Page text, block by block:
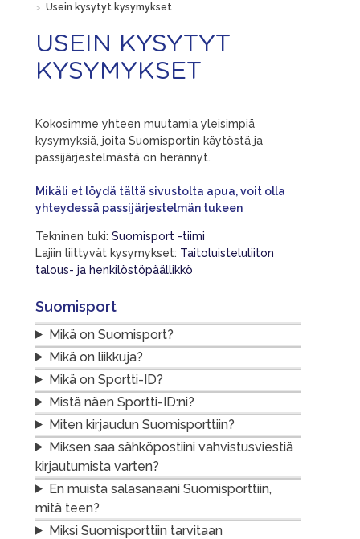
> Usein kysytyt kysymykset
USEIN KYSYTYT
KYSYMYKSET
Kokosimme yhteen muutamia yleisimpiä
kysymyksiä, joita Suomisportin käytöstä ja
passijärjestelmästä on herännyt.
Mikäli et löydä tältä sivustolta apua, voit olla
yhteydessä passijärjestelmän tukeen
Tekninen tuki: Suomisport -tiimi
Lajiin liittyvät kysymykset: Taitoluisteluliiton
talous- ja henkilöstöpäällikkö
Suomisport
Mikä on Suomisport?
Mikä on liikkuja?
Mikä on Sportti-ID?
Mistä näen Sportti-ID:ni?
Miten kirjaudun Suomisporttiin?
Miksen saa sähköpostiini vahvistusviestiä
kirjautumista varten?
En muista salasanaani Suomisporttiin,
mitä teen?
Miksi Suomisporttiin tarvitaan